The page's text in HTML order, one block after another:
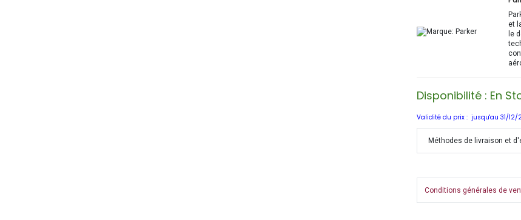
et
le
Disponibilité : En
Validité du prix : jusqu'au 31/
Méthodes de livraison et
Conditions générales de